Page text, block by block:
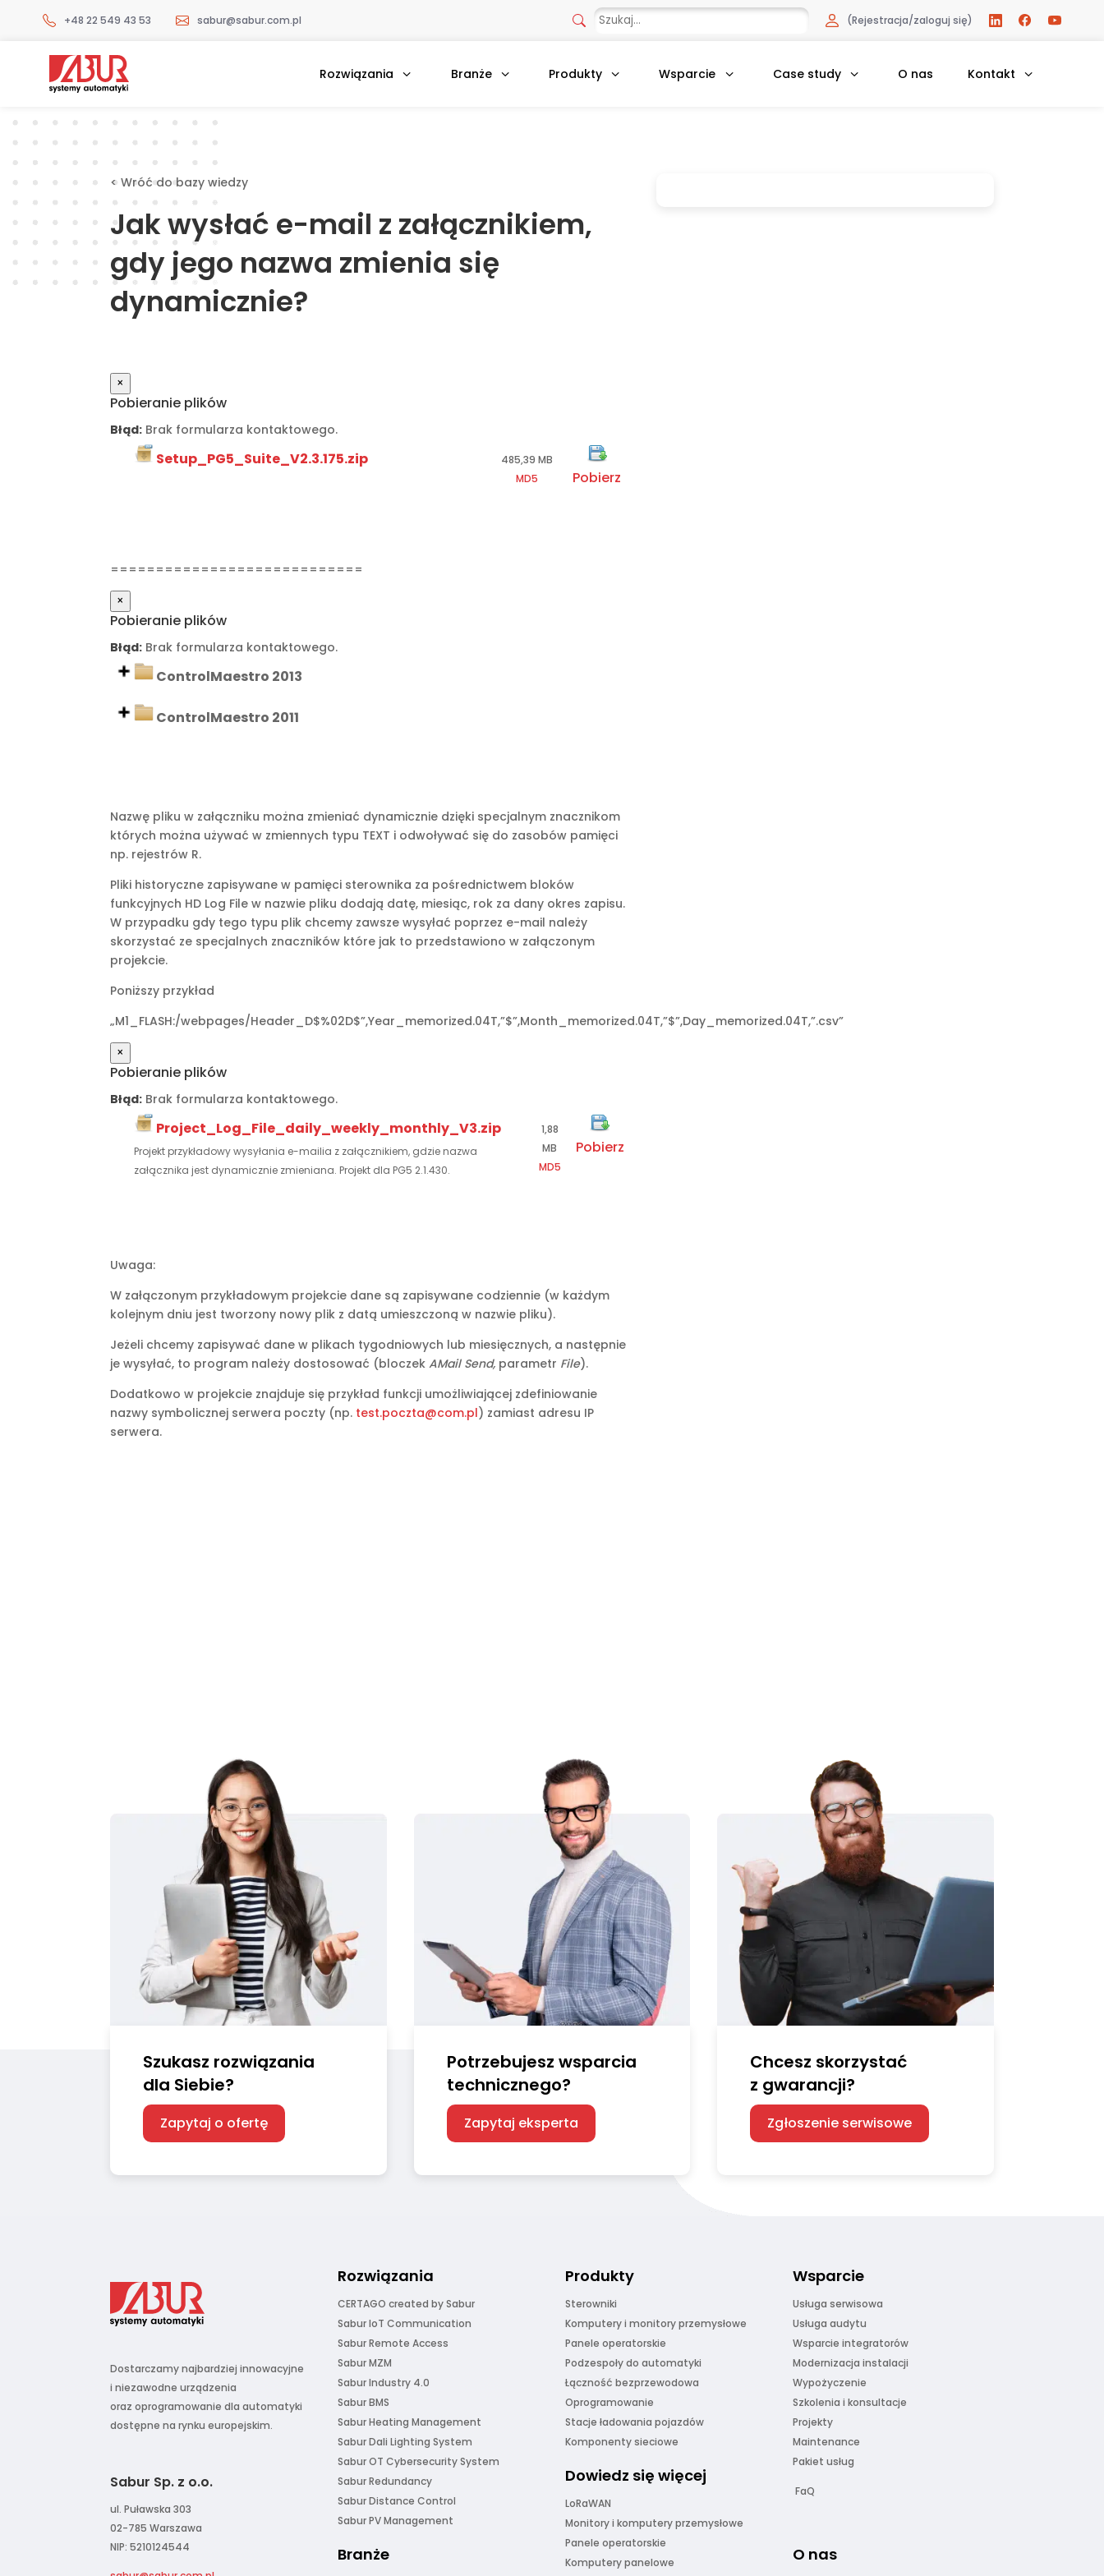
+48 22 549 43 53 sabur@sabur.com.pl (Rejestracja/zaloguj się)
Rozwiązania Branże Produkty Wsparcie Case study O nas Kontakt
< Wróć do bazy wiedzy
Jak wysłać e-mail z załącznikiem,
gdy jego nazwa zmienia się
dynamicznie?
×
Pobieranie plików
Błąd: Brak formularza kontaktowego.
Setup_PG5_Suite_V2.3.175.zip
485,39 MB
MD5
Pobierz
============================
×
Pobieranie plików
Błąd: Brak formularza kontaktowego.
ControlMaestro 2013
ControlMaestro 2011
Nazwę pliku w załączniku można zmieniać dynamicznie dzięki specjalnym znacznikom
których można używać w zmiennych typu TEXT i odwoływać się do zasobów pamięci
np. rejestrów R.
Pliki historyczne zapisywane w pamięci sterownika za pośrednictwem bloków
funkcyjnych HD Log File w nazwie pliku dodają datę, miesiąc, rok za dany okres zapisu.
W przypadku gdy tego typu plik chcemy zawsze wysyłać poprzez e-mail należy
skorzystać ze specjalnych znaczników które jak to przedstawiono w załączonym
projekcie.
Poniższy przykład
„M1_FLASH:/webpages/Header_D$%02D$”,Year_memorized.04T,”$”,Month_memorized.04T,”$”,Day_memorized.04T,”.csv”
×
Pobieranie plików
Błąd: Brak formularza kontaktowego.
Project_Log_File_daily_weekly_monthly_V3.zip
Projekt przykładowy wysyłania e-mailia z załącznikiem, gdzie nazwa
załącznika jest dynamicznie zmieniana. Projekt dla PG5 2.1.430.
1,88
MB
MD5
Pobierz
Uwaga:
W załączonym przykładowym projekcie dane są zapisywane codziennie (w każdym
kolejnym dniu jest tworzony nowy plik z datą umieszczoną w nazwie pliku).
Jeżeli chcemy zapisywać dane w plikach tygodniowych lub miesięcznych, a następnie
je wysyłać, to program należy dostosować (bloczekAMail Send, parametr File).
Dodatkowo w projekcie znajduje się przykład funkcji umożliwiającej zdefiniowanie
nazwy symbolicznej serwera poczty (np. test.poczta@com.pl) zamiast adresu IP
serwera.
Szukasz rozwiązania
dla Siebie?
Zapytaj o ofertę
Potrzebujesz wsparcia
technicznego?
Zapytaj eksperta
Chcesz skorzystać
z gwarancji?
Zgłoszenie serwisowe
Dostarczamy najbardziej innowacyjne
i niezawodne urządzenia
oraz oprogramowanie dla automatyki
dostępne na rynku europejskim.
Sabur Sp. z o.o.
ul. Puławska 303
02-785 Warszawa
NIP: 5210124544
Rozwiązania
CERTAGO created by Sabur
Sabur IoT Communication
Sabur Remote Access
Sabur MZM
Sabur Industry 4.0
Sabur BMS
Sabur Heating Management
Sabur Dali Lighting System
Sabur OT Cybersecurity System
Sabur Redundancy
Sabur Distance Control
Sabur PV Management
Branże
Produkty
Sterowniki
Komputery i monitory przemysłowe
Panele operatorskie
Podzespoły do automatyki
Łączność bezprzewodowa
Oprogramowanie
Stacje ładowania pojazdów
Komponenty sieciowe
Dowiedz się więcej
LoRaWAN
Monitory i komputery przemysłowe
Panele operatorskie
Komputery panelowe
Wsparcie
Usługa serwisowa
Usługa audytu
Wsparcie integratorów
Modernizacja instalacji
Wypożyczenie
Szkolenia i konsultacje
Projekty
Maintenance
Pakiet usług
FaQ
O nas